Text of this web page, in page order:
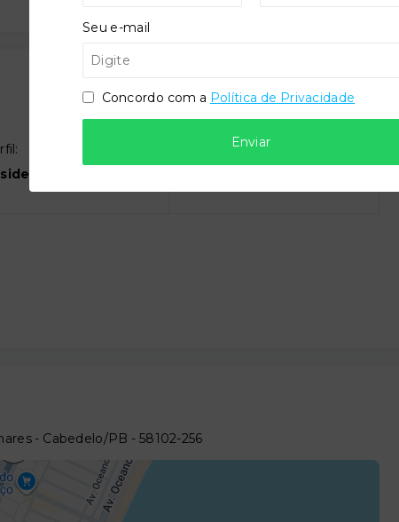
Situação:
- Cabedelo/PB - 58102-256
Seu e-mail
Concordo com a Política de Privacidade
Enviar